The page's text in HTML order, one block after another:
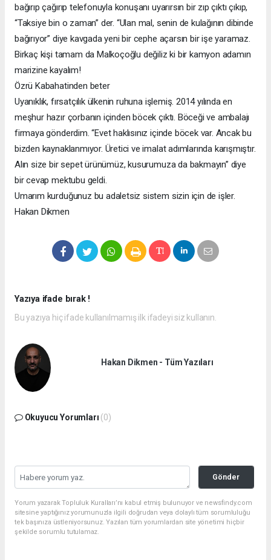
bağırıp çağırıp telefonuyla konuşanı uyarırsın bir zıp çıktı çıkıp,
“Taksiye bin o zaman” der. “Ulan mal, senin de kulağının dibinde
bağırıyor” diye kavgada yeni bir cephe açarsın bir işe yaramaz.
Birkaç kişi tamam da Malkoçoğlu değiliz ki bir kamyon adamın
marizine kayalım!
Özrü Kabahatinden beter
Uyanıklık, fırsatçılık ülkenin ruhuna işlemiş. 2014 yılında en
meşhur hazır çorbanın içinden böcek çıktı. Böceği ve ambalajı
firmaya gönderdim. “Evet haklısınız içinde böcek var. Ancak bu
bizden kaynaklanmıyor. Üretici ve imalat adımlarında karışmıştır.
Alın size bir sepet ürünümüz, kusurumuza da bakmayın” diye
bir cevap mektubu geldi.
Umarım kurduğunuz bu adaletsiz sistem sizin için de işler.
Hakan Dikmen
Yazıya ifade bırak !
Bu yazıya hiç ifade kullanılmamış ilk ifadeyi siz kullanın.
Hakan Dikmen - Tüm Yazıları
Okuyucu Yorumları (0)
Gönder
Yorum yazarak Topluluk Kuralları’nı kabul etmiş bulunuyor ve newsfindy.com
sitesine yaptığınız yorumunuzla ilgili doğrudan veya dolaylı tüm sorumluluğu
tek başınıza üstleniyorsunuz. Yazılan tüm yorumlardan site yönetimi hiçbir
şekilde sorumlu tutulamaz.